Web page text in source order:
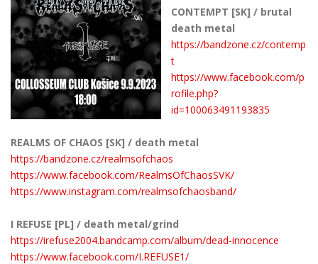
CONTEMPT [SK] / brutal
death metal
https://bandzone.cz/contemp
t
https://www.facebook.com/p
rofile.php?
id=100063491193835
REALMS OF CHAOS [SK] / death metal
https://bandzone.cz/realmsofchaos
https://www.facebook.com/RealmsOfChaosSVK/
https://www.instagram.com/realmsofchaosband/
I REFUSE [PL] / death metal/grind
https://irefuse2004.bandcamp.com/album/dead-innocence
https://www.facebook.com/I.REFUSE1/